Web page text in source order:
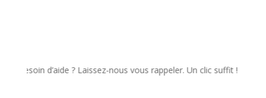
d’aide ? Laissez-nous vous rappeler. Un clic suffit !